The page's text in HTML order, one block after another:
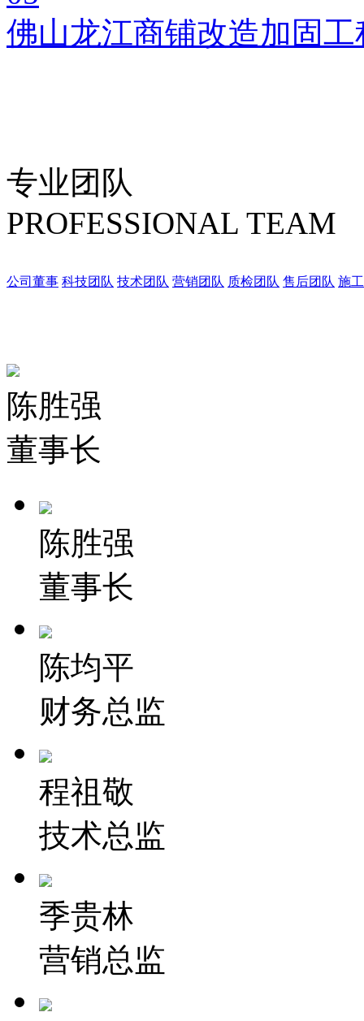
佛山龙江商铺改造加固工
专业团队
PROFESSIONAL TEAM
公司董事 科技团队 技术团队 营销团队 质检团队 售后团队 施
陈胜强
董事长
陈胜强
董事长
陈均平
财务总监
程祖敬
技术总监
季贵林
营销总监